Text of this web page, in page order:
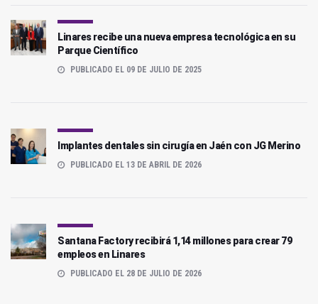
Linares recibe una nueva empresa tecnológica en su
Parque Científico
PUBLICADO EL 09 DE JULIO DE 2025
Implantes dentales sin cirugía en Jaén con JG Merino
PUBLICADO EL 13 DE ABRIL DE 2026
Santana Factory recibirá 1,14 millones para crear 79
empleos en Linares
PUBLICADO EL 28 DE JULIO DE 2026